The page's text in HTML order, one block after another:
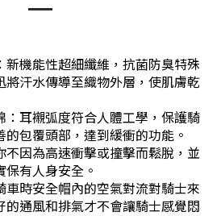
新機能性超細纖維，抗菌防臭特殊
將汗水傳導至織物外層，使肌膚乾
：耳襯弧度符合人體工學，保護騎
包覆頭部，達到緩衝的功能。
不因為高速衝擊或撞擊而鬆脫，並
有人身安全。
車時安全帽內的空氣對流對騎士來
通風和排氣才不會讓騎士感覺悶